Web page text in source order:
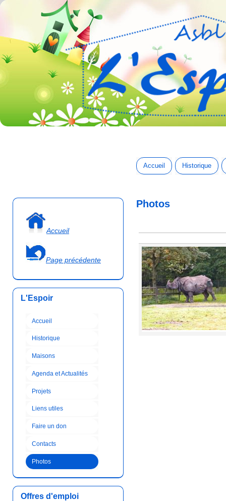
Accueil Historique
Accueil
Page précédente
L'Espoir
Accueil
Historique
Maisons
Agenda et Actualités
Projets
Liens utiles
Faire un don
Contacts
Photos
Offres d'emploi
Photos